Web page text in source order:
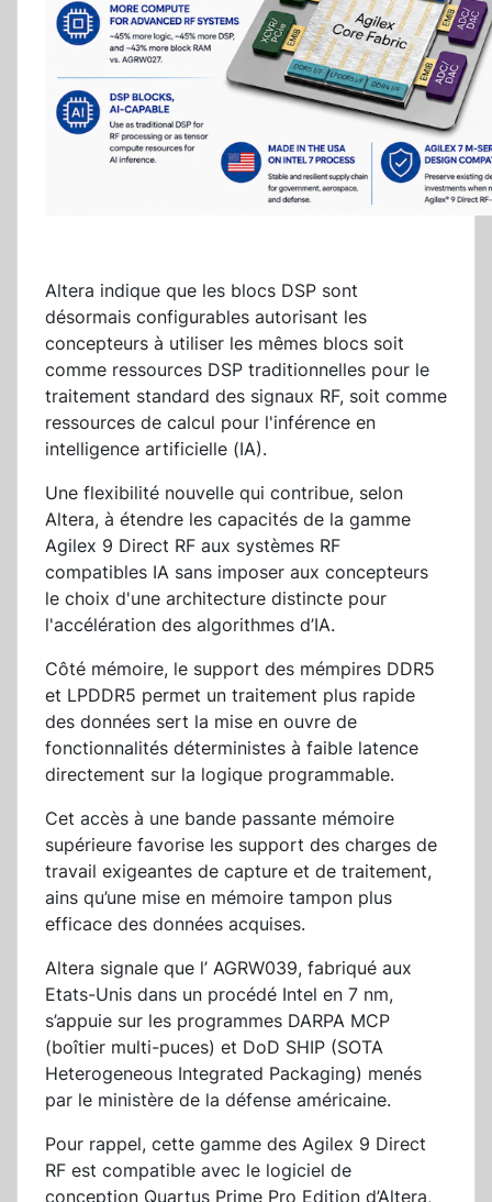
Altera indique que les blocs DSP sont
désormais configurables autorisant les
concepteurs à utiliser les mêmes blocs soit
comme ressources DSP traditionnelles pour le
traitement standard des signaux RF, soit comme
ressources de calcul pour l'inférence en
intelligence artificielle (IA).
Une flexibilité nouvelle qui contribue, selon
Altera, à étendre les capacités de la gamme
Agilex 9 Direct RF aux systèmes RF
compatibles IA sans imposer aux concepteurs
le choix d'une architecture distincte pour
l'accélération des algorithmes d’IA.
Côté mémoire, le support des mémpires DDR5
et LPDDR5 permet un traitement plus rapide
des données sert la mise en ouvre de
fonctionnalités déterministes à faible latence
directement sur la logique programmable.
Cet accès à une bande passante mémoire
supérieure favorise les support des charges de
travail exigeantes de capture et de traitement,
ains qu’une mise en mémoire tampon plus
efficace des données acquises.
Altera signale que l’ AGRW039, fabriqué aux
Etats-Unis dans un procédé Intel en 7 nm,
s’appuie sur les programmes DARPA MCP
(boîtier multi-puces) et DoD SHIP (SOTA
Heterogeneous Integrated Packaging) menés
par le ministère de la défense américaine.
Pour rappel, cette gamme des Agilex 9 Direct
RF est compatible avec le logiciel de
conception Quartus Prime Pro Edition d’Altera,